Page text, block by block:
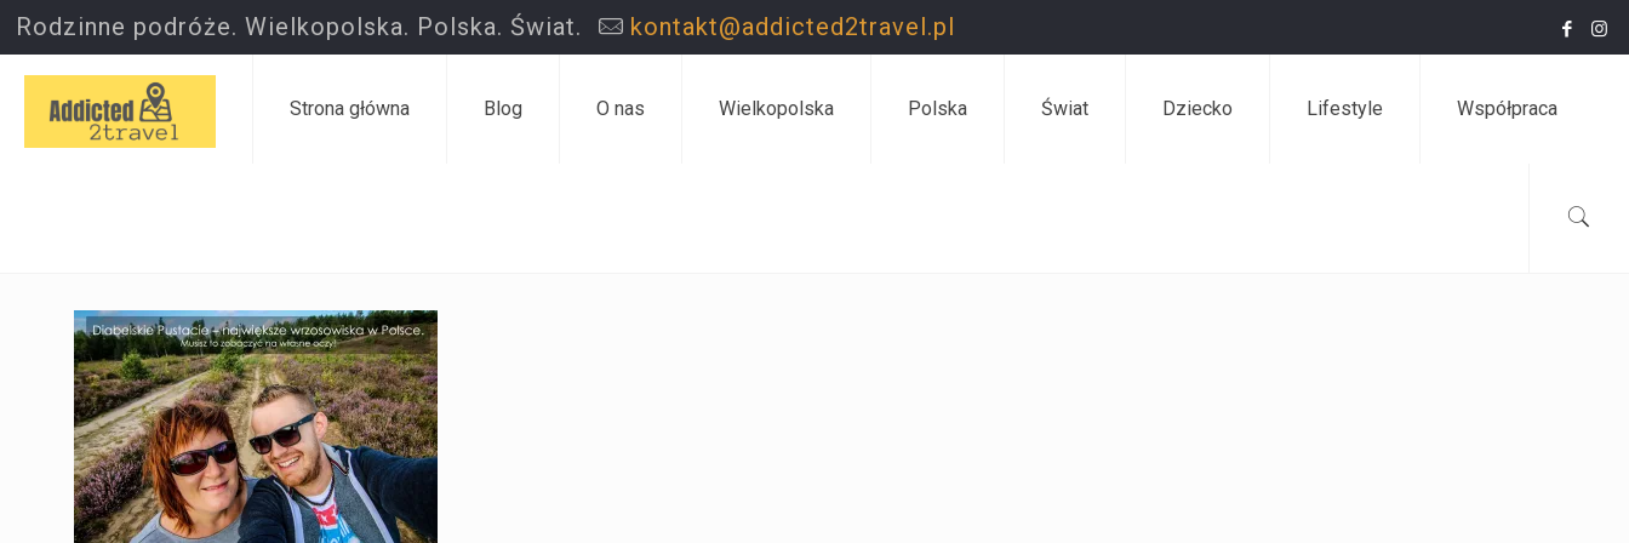
Rodzinne podróże. Wielkopolska. Polska. Świat. kontakt@addicted2travel.pl
Strona główna Blog O nas Wielkopolska Polska Świat Dziecko Lifestyle Współpraca